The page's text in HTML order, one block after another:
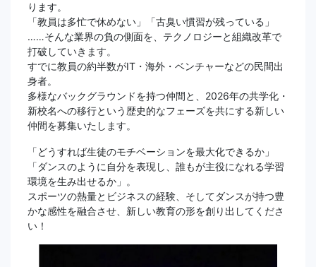
ります。
「教員は多忙で休めない」「古臭い慣習が残っている」
……そんな業界の負の側面を、テクノロジーと組織改革で
打破していきます。
すでに教員の約半数がIT・海外・ベンチャーなどの民間出
身者。
多様なバックグラウンドを持つ仲間と、2026年の共学化・
新校名への移行という歴史的なフェーズを共にする新しい
仲間を募集いたします。
「どうすれば生徒のモチベーションを最大化できるか」
「ダンスのように自分を表現し、誰もが主役になれる学習
環境を生み出せるか」。
スポーツの熱量とビジネスの経験、そしてダンスが持つ豊
かな感性を融合させ、新しい教育の形を創り出してくださ
い！